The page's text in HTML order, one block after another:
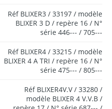
Réf BLIXER3 / 33197 / modèle
BLIXER 3 D / repère 16 / N°
série 446--- / 705---
Réf BLIXER4 / 33215 / modèle
BLIXER 4 A TRI / repère 16 / N°
série 475--- / 805---
Réf BLIXER4V.V / 33280 /
modèle BLIXER 4 V.V.B /